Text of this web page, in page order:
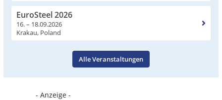
EuroSteel 2026
16. – 18.09.2026
Krakau, Poland
Alle Veranstaltungen
- Anzeige -